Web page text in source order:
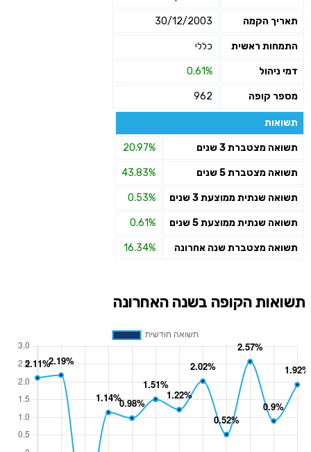
תאריך הקמה 30/12/2003
התמחות ראשית כללי
דמי ניהול 0.61%
מספר קופה 962
תשואות
תשואה מצטברת 3 שנים 20.97%
תשואה מצטברת 5 שנים 43.83%
תשואה שנתית ממוצעת 3 שנים 0.53%
תשואה שנתית ממוצעת 5 שנים 0.61%
תשואה מצטברת שנה אחרונה 16.34%
תשואות הקופה בשנה האחרונה